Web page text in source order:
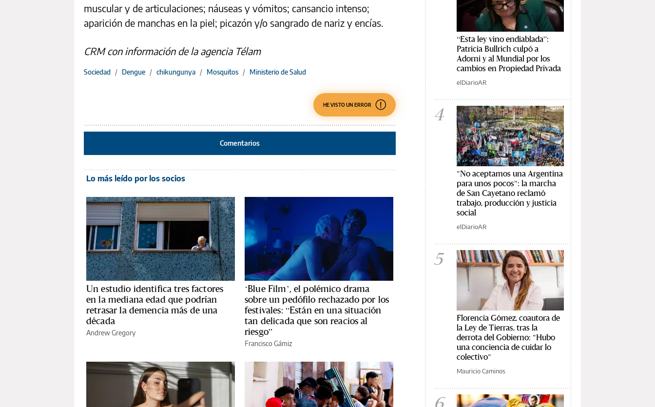
muscular y de articulaciones; náuseas y vómitos; cansancio intenso;
aparición de manchas en la piel; picazón y/o sangrado de nariz y encías.
CRM con información de la agencia Télam
Sociedad / Dengue / chikungunya / Mosquitos / Ministerio de Salud
HE VISTO UN ERROR
Comentarios
Lo más leído por los socios
Un estudio identifica tres factores
en la mediana edad que podrían
retrasar la demencia más de una
década
Andrew Gregory
‘Blue Film’, el polémico drama
sobre un pedófilo rechazado por los
festivales: “Están en una situación
tan delicada que son reacios al
riesgo”
Francisco Gámiz
“Esta ley vino endiablada”:
Patricia Bullrich culpó a
Adorni y al Mundial por los
cambios en Propiedad Privada
elDiarioAR
4
"No aceptamos una Argentina
para unos pocos": la marcha
de San Cayetano reclamó
trabajo, producción y justicia
social
elDiarioAR
5
Florencia Gómez, coautora de
la Ley de Tierras, tras la
derrota del Gobierno: "Hubo
una conciencia de cuidar lo
colectivo"
Mauricio Caminos
6